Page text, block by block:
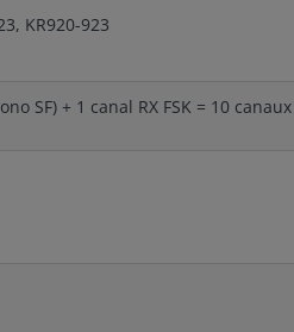
KR920-923
SF) + 1 canal RX FSK = 10